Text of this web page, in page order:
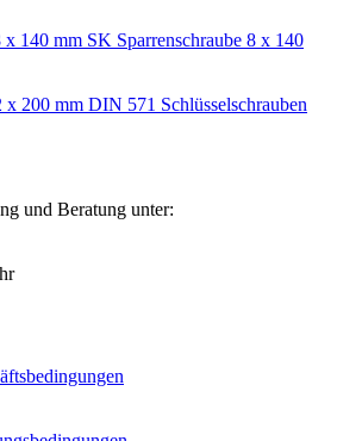
SK Sparrenschraube 8 x 140
Schlüsselschrauben
und Beratung unter: